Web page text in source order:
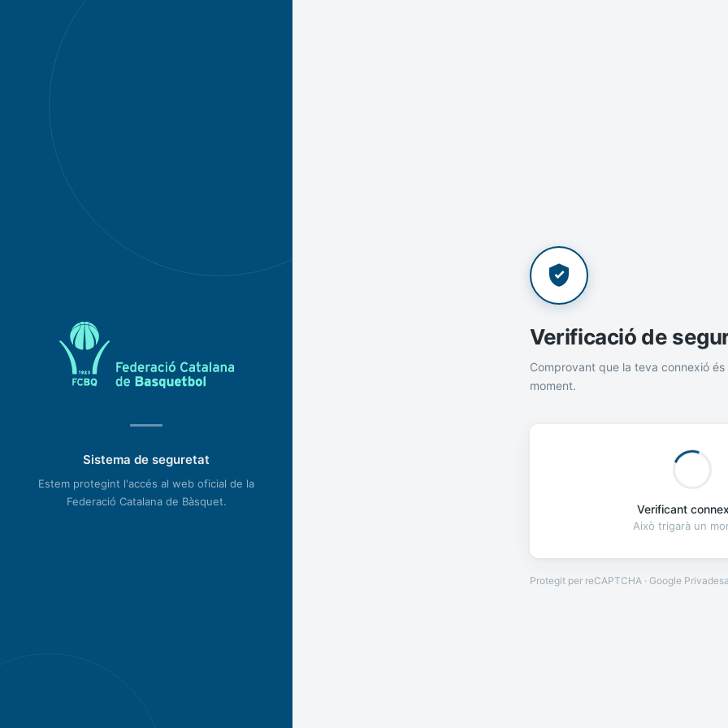
Sistema de seguretat
Estem protegint l'accés al web oficial de la
Federació Catalana de Bàsquet.
Verificació de
Comprovant que la teva connexió és
moment.
Verificant
Això trigarà un
Protegit per reCAPTCHA · Google Privadesa